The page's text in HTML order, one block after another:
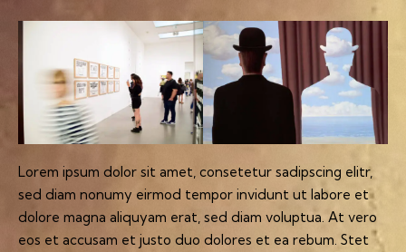
Lorem ipsum dolor sit amet, consetetur sadipscing elitr,
sed diam nonumy eirmod tempor invidunt ut labore et
dolore magna aliquyam erat, sed diam voluptua. At vero
eos et accusam et justo duo dolores et ea rebum. Stet